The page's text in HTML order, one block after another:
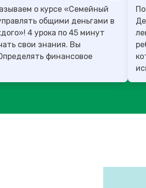
о курсе «Семейный
общими деньгами в
4 урока по 45 минут
свои знания. Вы
финансовое
День